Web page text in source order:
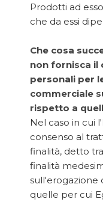
Prodotti ad
che da essi
Che cosa
non fornisca il
personali per
commerciale
rispetto a
Nel caso in cui
consenso al
finalità, detto
finalità
sull'erogazione
quelle per cui